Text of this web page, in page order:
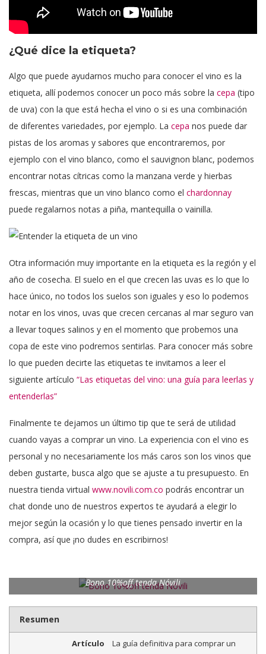
¿Qué dice la etiqueta?
Algo que puede ayudarnos mucho para conocer el vino es la
etiqueta, allí podemos conocer un poco más sobre la cepa (tipo
de uva) con la que está hecha el vino o si es una combinación
de diferentes variedades, por ejemplo. La cepa nos puede dar
pistas de los aromas y sabores que encontraremos, por
ejemplo con el vino blanco, como el sauvignon blanc, podemos
encontrar notas cítricas como la manzana verde y hierbas
frescas, mientras que un vino blanco como el chardonnay
puede regalarnos notas a piña, mantequilla o vainilla.
Otra información muy importante en la etiqueta es la región y el
año de cosecha. El suelo en el que crecen las uvas es lo que lo
hace único, no todos los suelos son iguales y eso lo podemos
notar en los vinos, uvas que crecen cercanas al mar seguro van
a llevar toques salinos y en el momento que probemos una
copa de este vino podremos sentirlas. Para conocer más sobre
lo que pueden decirte las etiquetas te invitamos a leer el
siguiente artículo “Las etiquetas del vino: una guía para leerlas y
entenderlas”
Finalmente te dejamos un último tip que te será de utilidad
cuando vayas a comprar un vino. La experiencia con el vino es
personal y no necesariamente los más caros son los vinos que
deben gustarte, busca algo que se ajuste a tu presupuesto. En
nuestra tienda virtual www.novili.com.co podrás encontrar un
chat donde uno de nuestros expertos te ayudará a elegir lo
mejor según la ocasión y lo que tienes pensado invertir en la
compra, así que ¡no dudes en escribirnos!
Bono 10%off tenda Nóvili
Resumen
Artículo
La guía definitiva para comprar un